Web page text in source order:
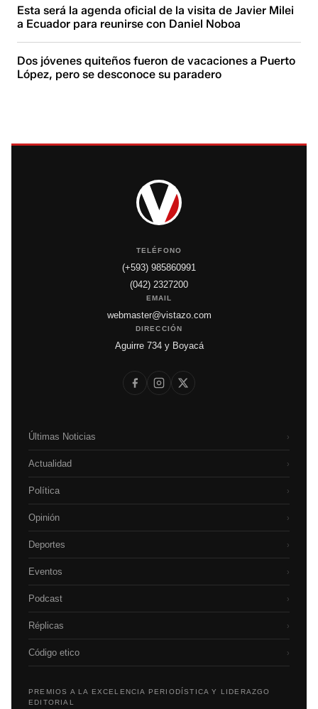
Esta será la agenda oficial de la visita de Javier Milei
a Ecuador para reunirse con Daniel Noboa
Dos jóvenes quiteños fueron de vacaciones a Puerto
López, pero se desconoce su paradero
TELÉFONO
(+593) 985860991
(042) 2327200
EMAIL
webmaster@vistazo.com
DIRECCIÓN
Aguirre 734 y Boyacá
Últimas Noticias ›
Actualidad ›
Política ›
Opinión ›
Deportes ›
Eventos ›
Podcast ›
Réplicas ›
Código etico ›
PREMIOS A LA EXCELENCIA PERIODÍSTICA Y LIDERAZGO
EDITORIAL